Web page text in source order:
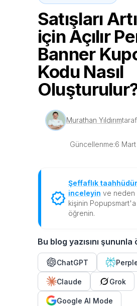
Satışları
için Açılır
Banner
Kodu Nasıl
Murathan Yıldırım
Güncellenme:6
Şeffaflık
inceleyin ve neden
kişinin
öğrenin.
Bu blog yazısını şununla
ChatGPT
Claude Grok
Google AI Mode